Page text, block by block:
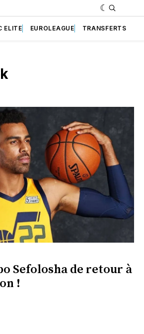
ELITE EUROLEAGUE TRANSFERTS
Sefolosha de retour à
!